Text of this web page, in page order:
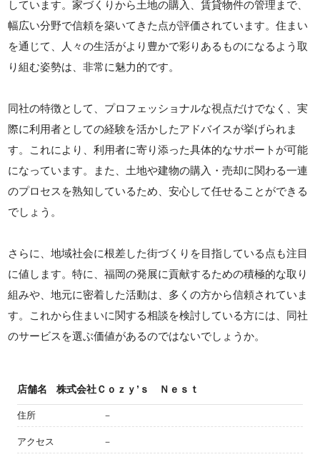
しています。家づくりから土地の購入、賃貸物件の管理まで、
幅広い分野で信頼を築いてきた点が評価されています。住まい
を通じて、人々の生活がより豊かで彩りあるものになるよう取
り組む姿勢は、非常に魅力的です。
同社の特徴として、プロフェッショナルな視点だけでなく、実
際に利用者としての経験を活かしたアドバイスが挙げられま
す。これにより、利用者に寄り添った具体的なサポートが可能
になっています。また、土地や建物の購入・売却に関わる一連
のプロセスを熟知しているため、安心して任せることができる
でしょう。
さらに、地域社会に根差した街づくりを目指している点も注目
に値します。特に、福岡の発展に貢献するための積極的な取り
組みや、地元に密着した活動は、多くの方から信頼されていま
す。これから住まいに関する相談を検討している方には、同社
のサービスを選ぶ価値があるのではないでしょうか。
店舗名 株式会社Ｃｏｚｙ’ｓ Ｎｅｓｔ
住所 －
アクセス －